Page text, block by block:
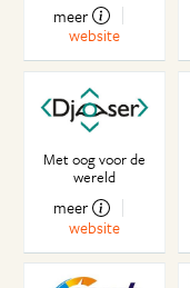
meer
website
Met oog voor de
wereld
meer
website